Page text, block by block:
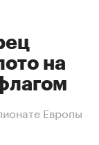
на
Европы